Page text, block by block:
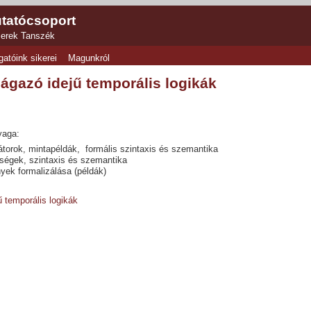
Tanszék
sikerei Magunkról
idejű temporális logikák
mintapéldák, formális szintaxis és szemantika
szintaxis és szemantika
formalizálása (példák)
temporális logikák